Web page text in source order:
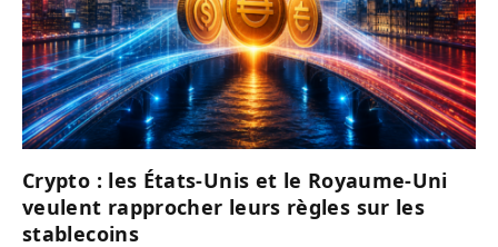
Crypto : les États-Unis et le Royaume-Uni
veulent rapprocher leurs règles sur les
stablecoins